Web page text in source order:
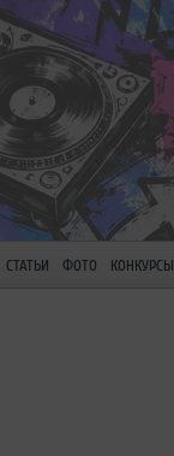
СТАТЬИ ФОТО КОНКУРСЫ